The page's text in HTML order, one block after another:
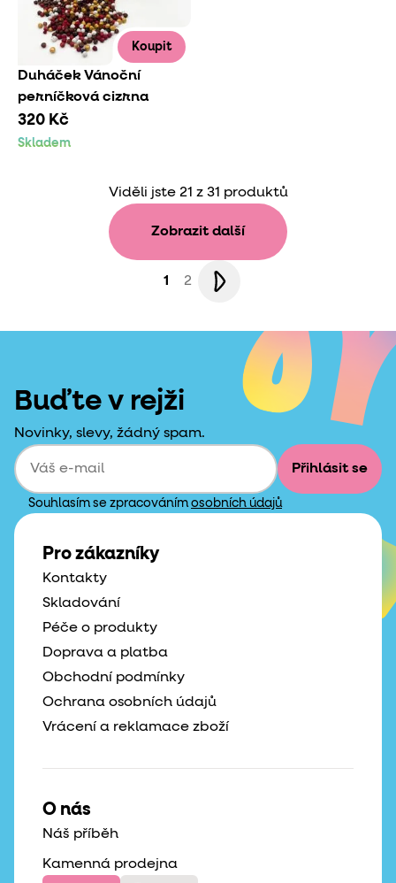
Koupit
Duháček Vánoční
perníčková cizrna
320 Kč
Skladem
Viděli jste 21 z 31 produktů
Zobrazit další
1 2
Buďte v rejži
Novinky, slevy, žádný spam.
Přihlásit se
Souhlasím se zpracováním osobních údajů
Pro zákazníky
Kontakty
Skladování
Péče o produkty
Doprava a platba
Obchodní podmínky
Ochrana osobních údajů
Vrácení a reklamace zboží
O nás
Náš příběh
Kamenná prodejna